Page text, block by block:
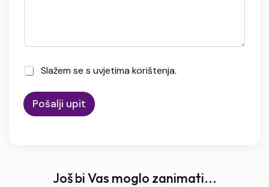
o
a
j
a
?
U
e
t
Slažem se s uvjetima korištenja.
Pošalji upit
Još bi Vas moglo zanimati...